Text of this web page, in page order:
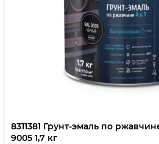
8311381 Грунт-эмаль по
9005 1,7 кг